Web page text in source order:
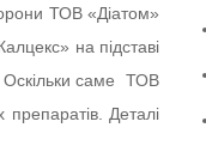
ТОВ «Діатом»
на підставі
Оскільки саме ТОВ
препаратів. Деталі